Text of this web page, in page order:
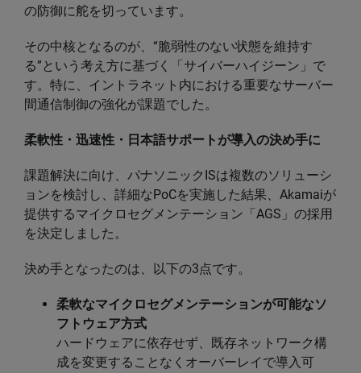
の防御に舵を切っています。
その中核となるのが、“脆弱性のない状態を維持す
る”という考え方に基づく「サイバーハイジーン」で
す。特に、イントラネット内における重要なサーバー
間通信制御の強化が課題でした。
柔軟性・迅速性・日本語サポートが導入の決め手に
課題解決に向け、パナソニックISは複数のソリューシ
ョンを検討し、詳細なPoCを実施した結果、Akamaiが
提供するマイクロセグメンテーション「AGS」の採用
を決定しました。
決め手となったのは、以下の3点です。
柔軟なマイクロセグメンテーションが可能なソ
フトウェア方式
ハードウェアに依存せず、既存ネットワーク構
成を変更することなくオーバーレイで導入可